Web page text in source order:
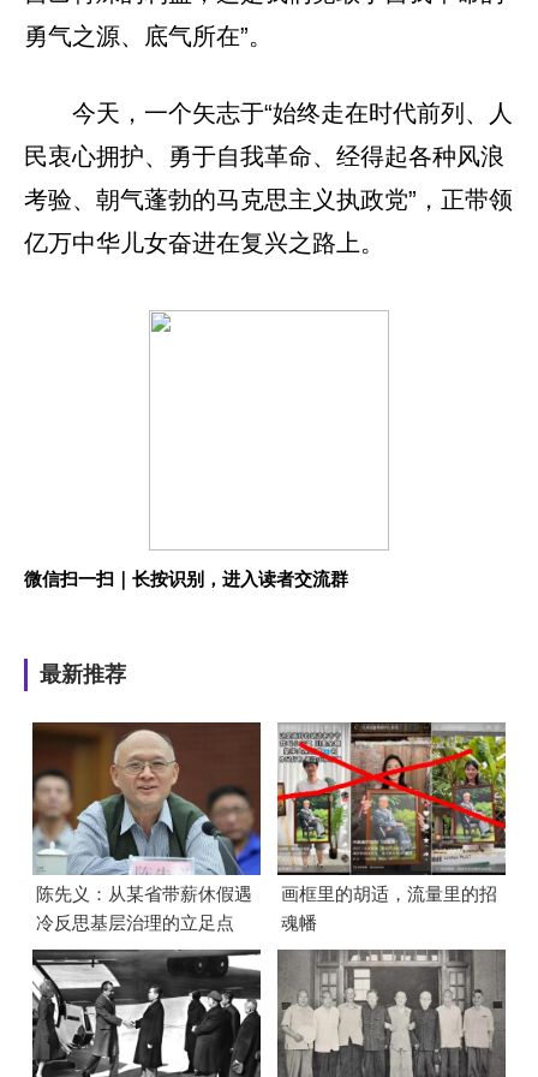
勇气之源、底气所在”。
今天，一个矢志于“始终走在时代前列、人
民衷心拥护、勇于自我革命、经得起各种风浪
考验、朝气蓬勃的马克思主义执政党”，正带领
亿万中华儿女奋进在复兴之路上。
微信扫一扫｜长按识别，进入读者交流群
最新推荐
陈先义：从某省带薪休假遇
冷反思基层治理的立足点
画框里的胡适，流量里的招
魂幡